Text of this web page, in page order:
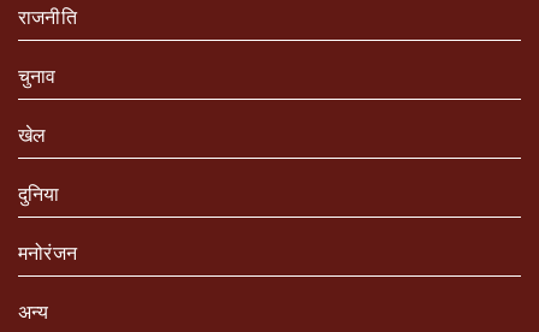
राजनीति
चुनाव
खेल
दुनिया
मनोरंजन
अन्य